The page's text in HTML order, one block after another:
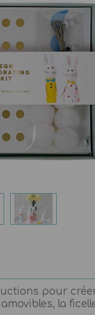
pour
la